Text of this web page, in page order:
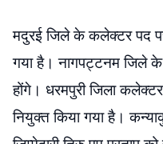
मदुरई जिले के कलेक्टर पद
गया है। नागपट्टनम जिले
होंगे। धरमपुरी जिला
नियुक्त किया गया है।